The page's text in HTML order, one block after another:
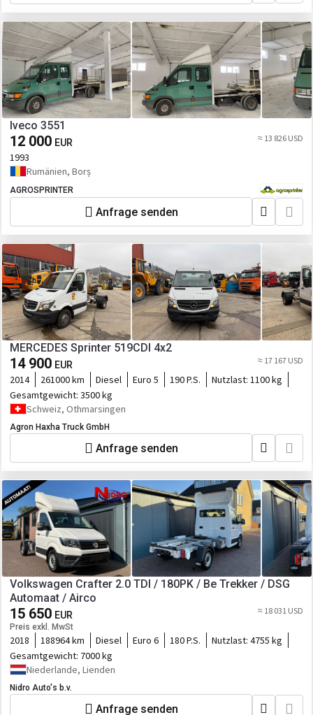
Iveco 3551
12 000 EUR ≈ 13 826 USD
1993
Rumänien, Borș
AGROSPRINTER
Anfrage senden
MERCEDES Sprinter 519CDI 4x2
14 900 EUR ≈ 17 167 USD
2014 261000 km Diesel Euro 5 190 P.S. Nutzlast: 1100 kg
Gesamtgewicht: 3500 kg
Schweiz, Othmarsingen
Agron Haxha Truck GmbH
Anfrage senden
Volkswagen Crafter 2.0 TDI / 180PK / Be Trekker / DSG
Automaat / Airco
15 650 EUR
Preis exkl. MwSt
≈ 18 031 USD
2018 188964 km Diesel Euro 6 180 P.S. Nutzlast: 4755 kg
Gesamtgewicht: 7000 kg
Niederlande, Lienden
Nidro Auto's b.v.
Anfrage senden